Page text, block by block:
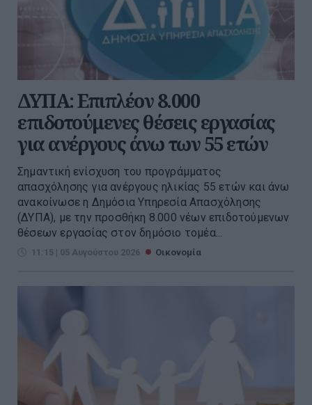
ΔΥΠΑ: Επιπλέον 8.000
επιδοτούμενες θέσεις εργασίας
για ανέργους άνω των 55 ετών
Σημαντική ενίσχυση του προγράμματος
απασχόλησης για ανέργους ηλικίας 55 ετών και άνω
ανακοίνωσε η Δημόσια Υπηρεσία Απασχόλησης
(ΔΥΠΑ), με την προσθήκη 8.000 νέων επιδοτούμενων
θέσεων εργασίας στον δημόσιο τομέα...
11:15 | 05 Αυγούστου 2026 Οικονομία